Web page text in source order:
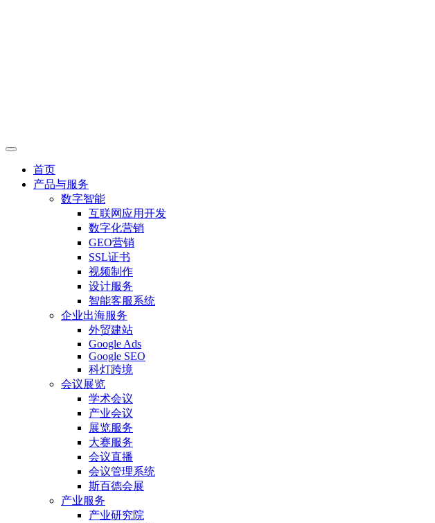
首页
产品与服务
数字智能
互联网应用开发
数字化营销
GEO营销
SSL证书
视频制作
设计服务
智能客服系统
企业出海服务
外贸建站
Google Ads
Google SEO
科灯跨境
会议展览
学术会议
产业会议
展览服务
大赛服务
会议直播
会议管理系统
斯百德会展
产业服务
产业研究院